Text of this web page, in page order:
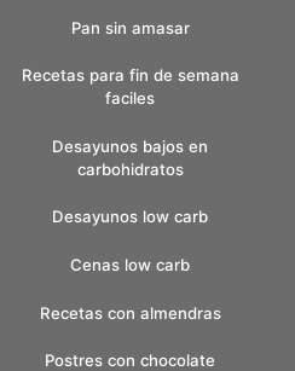
Pan sin amasar
Recetas para fin de semana
faciles
Desayunos bajos en
carbohidratos
Desayunos low carb
Cenas low carb
Recetas con almendras
Postres con chocolate